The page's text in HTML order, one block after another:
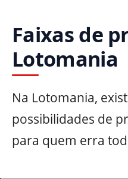
Faixas de
Lotomania
Na Lotomania,
possibilidades de
para quem erra